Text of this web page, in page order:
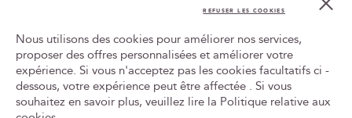
r
e
n
e
w
s
CONSOMMER AVEC MODÉRATION
Nous utilisons des cookies pour améliorer nos services,
proposer des offres personnalisées et améliorer votre
expérience. Si vous n'acceptez pas les cookies facultatifs ci -
dessous, votre expérience peut être affectée . Si vous
souhaitez en savoir plus, veuillez lire la Politique relative aux
REFUSER LES COOKIES